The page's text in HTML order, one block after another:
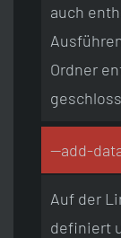
auch
Ordner
--add-
Auf der
definiert